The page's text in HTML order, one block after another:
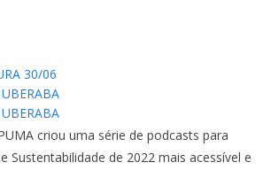
criou uma série de podcasts para
Sustentabilidade de 2022 mais acessível e